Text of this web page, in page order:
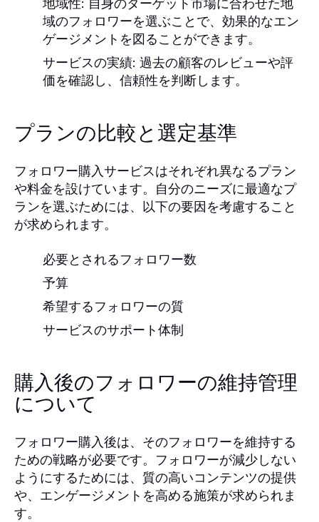
地域性: 自身のターゲット市場に合わせた地
域のフォロワーを選ぶことで、効果的なエン
ゲージメントを図ることができます。
サービスの実績: 過去の顧客のレビューや評
価を確認し、信頼性を判断します。
プランの比較と選定基準
フォロワー購入サービスはそれぞれ異なるプラン
や料金を設けています。自分のニーズに最適なプ
ランを選ぶためには、以下の要因を考慮すること
が求められます。
必要とされるフォロワー数
予算
希望するフォロワーの質
サービスのサポート体制
購入後のフォロワーの維持管理
について
フォロワー購入後は、そのフォロワーを維持する
ための戦略が必要です。フォロワーが減少しない
ようにするためには、質の高いコンテンツの提供
や、エンゲージメントを高める施策が求められま
す。